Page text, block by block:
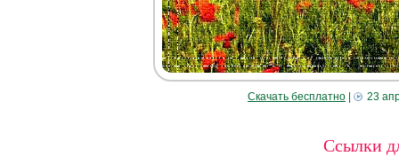
Скачать бесплатно 23
Ссылки